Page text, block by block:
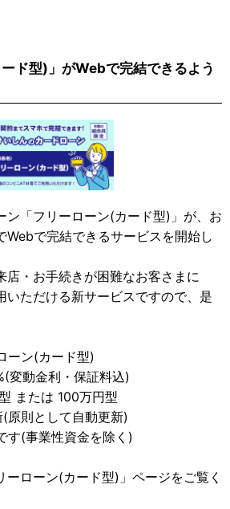
ード型)」がWebで完結できるよう
ン「フリーローン(カード型)」が、お
Webで完結できるサービスを開始し
店・お手続きが困難なお客さまに
いただける新サービスですので、是
ン(カード型)
金利・保証料込)
または 100万円型
原則として自動更新)
す(事業性資金を除く)
ーローン(カード型)」ページをご覧く